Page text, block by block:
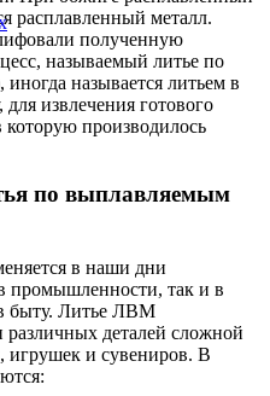
расплавленный металл.
полученную
называемый литье по
называется литьем в
извлечения готового
которую производилось
по выплавляемым
в наши дни
промышленности, так и в
быту. Литье ЛВМ
различных деталей сложной
и сувениров. В